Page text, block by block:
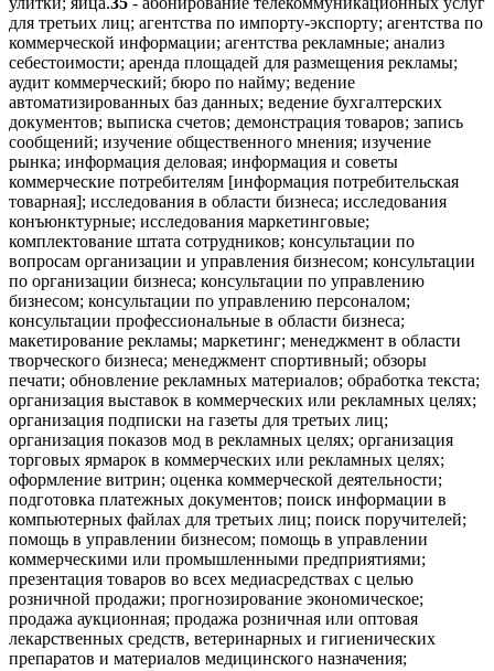
для третьих лиц; агентства по импорту-экспорту; агентства по
коммерческой информации; агентства рекламные; анализ
себестоимости; аренда площадей для размещения рекламы;
аудит коммерческий; бюро по найму; ведение
автоматизированных баз данных; ведение бухгалтерских
документов; выписка счетов; демонстрация товаров; запись
сообщений; изучение общественного мнения; изучение
рынка; информация деловая; информация и советы
коммерческие потребителям [информация потребительская
товарная]; исследования в области бизнеса; исследования
конъюнктурные; исследования маркетинговые;
комплектование штата сотрудников; консультации по
вопросам организации и управления бизнесом; консультации
по организации бизнеса; консультации по управлению
бизнесом; консультации по управлению персоналом;
консультации профессиональные в области бизнеса;
макетирование рекламы; маркетинг; менеджмент в области
творческого бизнеса; менеджмент спортивный; обзоры
печати; обновление рекламных материалов; обработка текста;
организация выставок в коммерческих или рекламных целях;
организация подписки на газеты для третьих лиц;
организация показов мод в рекламных целях; организация
торговых ярмарок в коммерческих или рекламных целях;
оформление витрин; оценка коммерческой деятельности;
подготовка платежных документов; поиск информации в
компьютерных файлах для третьих лиц; поиск поручителей;
помощь в управлении бизнесом; помощь в управлении
коммерческими или промышленными предприятиями;
презентация товаров во всех медиасредствах с целью
розничной продажи; прогнозирование экономическое;
продажа аукционная; продажа розничная или оптовая
лекарственных средств, ветеринарных и гигиенических
препаратов и материалов медицинского назначения;